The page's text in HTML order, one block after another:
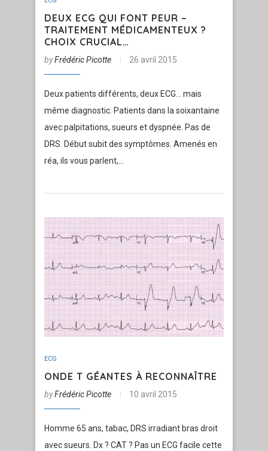
DEUX ECG QUI FONT PEUR –
TRAITEMENT MÉDICAMENTEUX ?
CHOIX CRUCIAL…
byFrédéric Picotte 26 avril 2015
Deux patients différents, deux ECG… mais
même diagnostic. Patients dans la soixantaine
avec palpitations, sueurs et dyspnée. Pas de
DRS. Début subit des symptômes. Amenés en
réa, ils vous parlent,…
ECG
ONDE T GÉANTES À RECONNAÎTRE
byFrédéric Picotte 10 avril 2015
Homme 65 ans, tabac, DRS irradiant bras droit
avec sueurs. Dx ? CAT ? Pas un ECG facile cette